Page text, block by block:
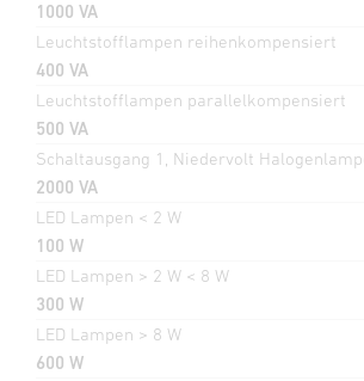
1000 VA
Leuchtstofflampen reihenkompensiert
400 VA
Leuchtstofflampen parallelkompensiert
500 VA
Schaltausgang 1, Niedervolt
2000 VA
LED Lampen < 2 W
100 W
LED Lampen > 2 W < 8 W
300 W
LED Lampen > 8 W
600 W